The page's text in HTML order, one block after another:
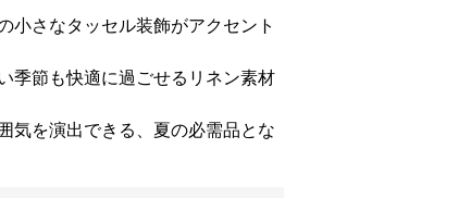
小さなタッセル装飾がアクセント
季節も快適に過ごせるリネン素材
気を演出できる、夏の必需品とな